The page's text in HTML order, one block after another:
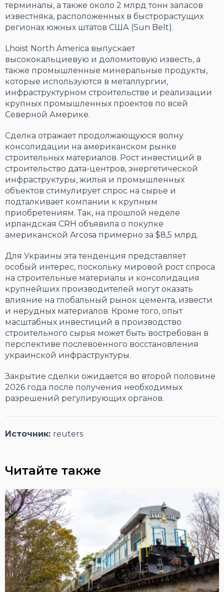
терминалы, а также около 2 млрд тонн запасов
известняка, расположенных в быстрорастущих
регионах южных штатов США (Sun Belt).
Lhoist North America выпускает
высококальциевую и доломитовую известь, а
также промышленные минеральные продукты,
которые используются в металлургии,
инфраструктурном строительстве и реализации
крупных промышленных проектов по всей
Северной Америке.
Сделка отражает продолжающуюся волну
консолидации на американском рынке
строительных материалов. Рост инвестиций в
строительство дата-центров, энергетической
инфраструктуры, жилья и промышленных
объектов стимулирует спрос на сырье и
подталкивает компании к крупным
приобретениям. Так, на прошлой неделе
ирландская CRH объявила о покупке
американской Arcosa примерно за $8,5 млрд.
Для Украины эта тенденция представляет
особый интерес, поскольку мировой рост спроса
на строительные материалы и консолидация
крупнейших производителей могут оказать
влияние на глобальный рынок цемента, извести
и нерудных материалов. Кроме того, опыт
масштабных инвестиций в производство
строительного сырья может быть востребован в
перспективе послевоенного восстановления
украинской инфраструктуры.
Закрытие сделки ожидается во второй половине
2026 года после получения необходимых
разрешений регулирующих органов.
Источник: reuters
Читайте также